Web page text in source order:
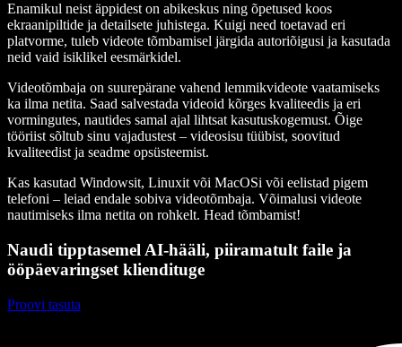
Enamikul neist äppidest on abikeskus ning õpetused koos
ekraanipiltide ja detailsete juhistega. Kuigi need toetavad eri
platvorme, tuleb videote tõmbamisel järgida autoriõigusi ja kasutada
neid vaid isiklikel eesmärkidel.
Videotõmbaja on suurepärane vahend lemmikvideote vaatamiseks
ka ilma netita. Saad salvestada videoid kõrges kvaliteedis ja eri
vormingutes, nautides samal ajal lihtsat kasutuskogemust. Õige
tööriist sõltub sinu vajadustest – videosisu tüübist, soovitud
kvaliteedist ja seadme opsüsteemist.
Kas kasutad Windowsit, Linuxit või MacOSi või eelistad pigem
telefoni – leiad endale sobiva videotõmbaja. Võimalusi videote
nautimiseks ilma netita on rohkelt. Head tõmbamist!
Naudi tipptasemel AI-hääli, piiramatult faile ja
ööpäevaringset kliendituge
Proovi tasuta